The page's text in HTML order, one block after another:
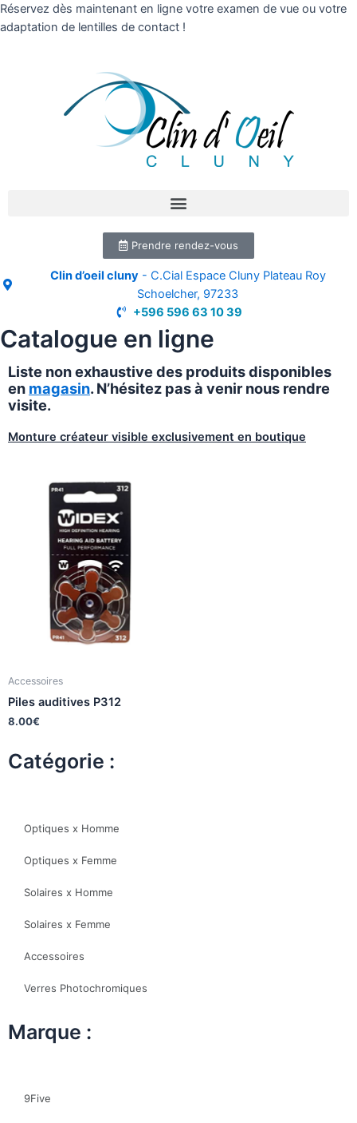
Réservez dès maintenant en ligne votre examen de vue ou votre
adaptation de lentilles de contact !
Prendre rendez-vous
Clin d’oeil cluny- C.Cial Espace Cluny Plateau Roy
Schoelcher, 97233
+596 596 63 10 39
Catalogue en ligne
Liste non exhaustive des produits disponibles
en magasin. N’hésitez pas à venir nous rendre
visite.
Monture créateur visible exclusivement en boutique
Accessoires
Piles auditives P312
8.00€
Catégorie :
Optiques x Homme
Optiques x Femme
Solaires x Homme
Solaires x Femme
Accessoires
Verres Photochromiques
Marque :
9Five